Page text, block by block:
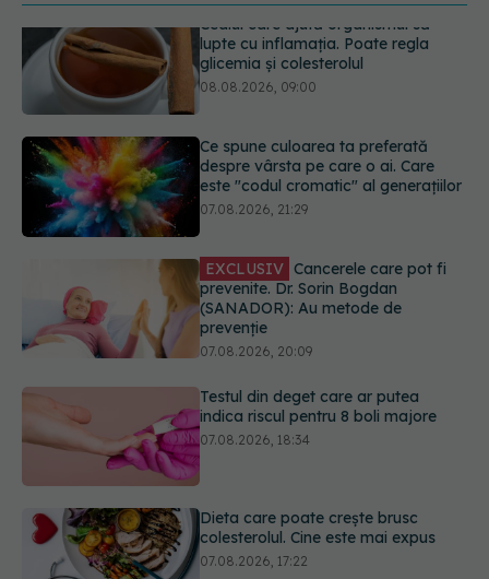
Ce spune culoarea ta preferată
despre vârsta pe care o ai. Care
este "codul cromatic" al generațiilor
EXCLUSIV Cancerele care pot fi
prevenite. Dr. Sorin Bogdan
(SANADOR): Au metode de
07.08.2026, 20:09
Testul din deget care ar putea
indica riscul pentru 8 boli majore
07.08.2026, 18:34
Dieta care poate crește brusc
colesterolul. Cine este mai expus
Ceaiul care ajută organismul să
lupte cu inflamația. Poate regla